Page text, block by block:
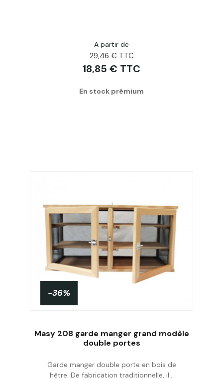
A partir de
29,46 € TTC
18,85 € TTC
En stock prémium
Acheter
-36%
Masy 208 garde manger grand modèle
double portes
Garde manger double porte en bois de
hêtre. De fabrication traditionnelle, il...